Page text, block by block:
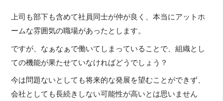
上司も部下も含めて社員同士が仲が良く、本当にアットホ
ームな雰囲気の職場があったとします。
ですが、なぁなぁで働いてしまっていることで、組織とし
ての機能が果たせていなければどうでしょう？
今は問題ないとしても将来的な発展を望むことができず、
会社としても長続きしない可能性が高いとは思いません